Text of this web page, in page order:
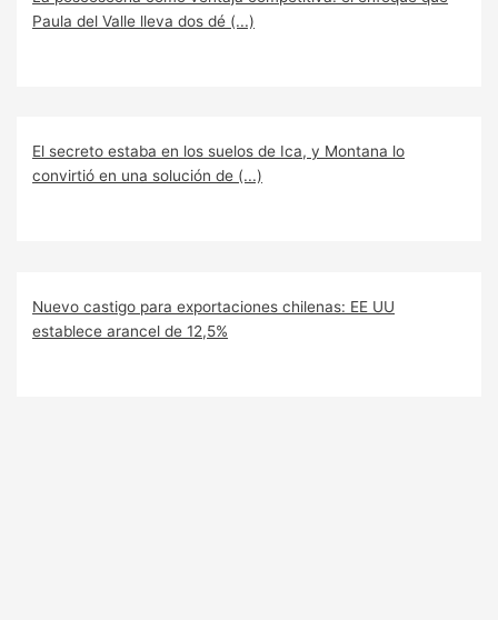
Paula del Valle lleva dos dé (...)
El secreto estaba en los suelos de Ica, y Montana lo
convirtió en una solución de (...)
Nuevo castigo para exportaciones chilenas: EE UU
establece arancel de 12,5%